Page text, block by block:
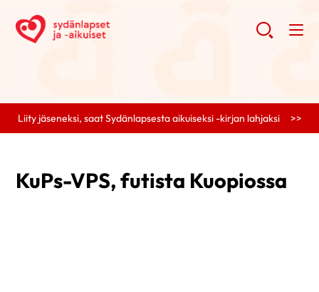
Liity jäseneksi, saat Sydänlapsesta aikuiseksi -kirjan lahjaksi >>
KuPs-VPS, futista Kuopiossa